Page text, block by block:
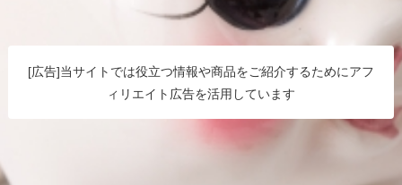
[広告]当サイトでは役立つ情報や商品をご紹介するためにアフ
ィリエイト広告を活用しています